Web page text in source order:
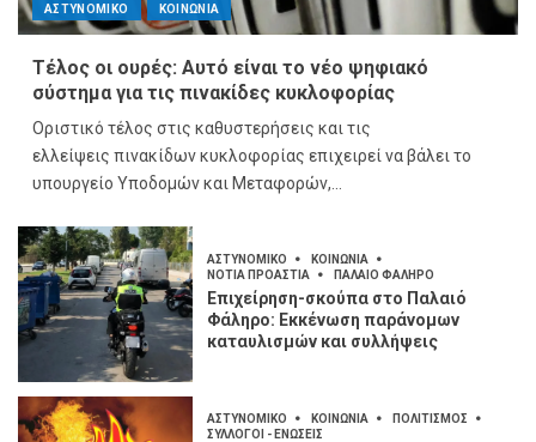
ΑΣΤΥΝΟΜΙΚΟ ΚΟΙΝΩΝΙΑ
Τέλος οι ουρές: Αυτό είναι το νέο ψηφιακό
σύστημα για τις πινακίδες κυκλοφορίας
Οριστικό τέλος στις καθυστερήσεις και τις
ελλείψεις πινακίδων κυκλοφορίας επιχειρεί να βάλει το
υπουργείο Υποδομών και Μεταφορών,...
ΑΣΤΥΝΟΜΙΚΟ
ΚΟΙΝΩΝΙΑ
ΝΟΤΙΑ ΠΡΟΑΣΤΙΑ
ΠΑΛΑΙΟ ΦΑΛΗΡΟ
Επιχείρηση-σκούπα στο Παλαιό
Φάληρο: Εκκένωση παράνομων
καταυλισμών και συλλήψεις
ΑΣΤΥΝΟΜΙΚΟ ΚΟΙΝΩΝΙΑ
ΠΟΛΙΤΙΣΜΟΣ
ΣΥΛΛΟΓΟΙ - ΕΝΩΣΕΙΣ